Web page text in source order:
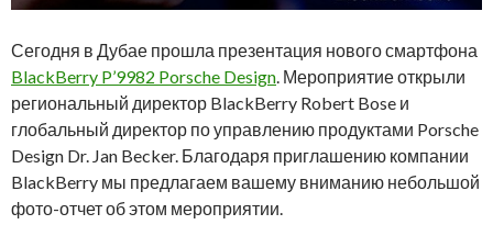
Сегодня в Дубае прошла презентация нового смартфона
BlackBerry P’9982 Porsche Design . Мероприятие открыли
региональный директор BlackBerry Robert Bose и
глобальный директор по управлению продуктами Porsche
Design Dr. Jan Becker. Благодаря приглашению компании
BlackBerry мы предлагаем вашему вниманию небольшой
фото-отчет об этом мероприятии.